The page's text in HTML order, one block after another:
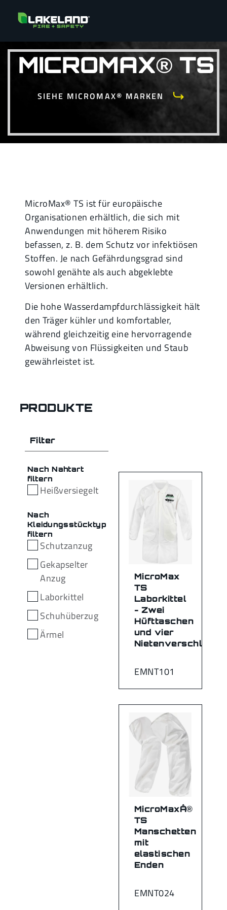
MICROMAX® TS
SIEHE MICROMAX® MARKEN
MicroMax® TS ist für europäische
Organisationen erhältlich, die sich mit
Anwendungen mit höherem Risiko
befassen, z. B. dem Schutz vor infektiösen
Stoffen. Je nach Gefährdungsgrad sind
sowohl genähte als auch abgeklebte
Versionen erhältlich.
Die hohe Wasserdampfdurchlässigkeit hält
den Träger kühler und komfortabler,
während gleichzeitig eine hervorragende
Abweisung von Flüssigkeiten und Staub
gewährleistet ist.
PRODUKTE
Filter
Nach Nahtart
filtern
Heißversiegelt
Nach
Kleidungsstücktyp
filtern
Schutzanzug
Gekapselter
Anzug
Laborkittel
Schuhüberzug
Ärmel
EMNT101
MicroMax
TS
Laborkittel
- Zwei
Hüfttaschen
und vier
Nietenverschlüsse
EMNT024
MicroMaxÂ®
TS
Manschetten
mit
elastischen
Enden